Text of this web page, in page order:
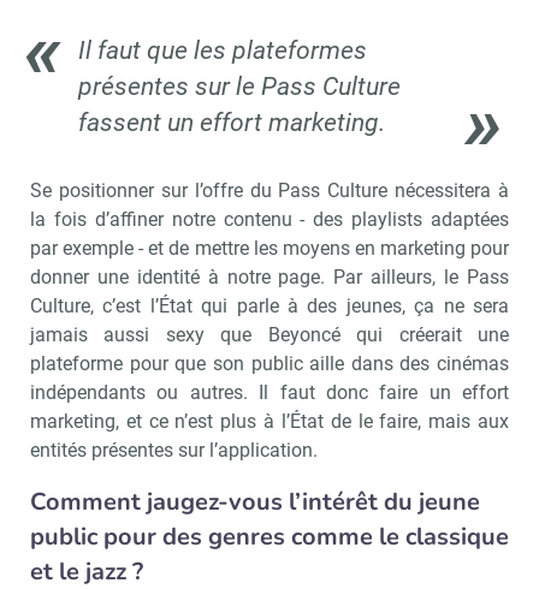
Il faut que les plateformes
présentes sur le Pass Culture
fassent un effort marketing.
Se positionner sur l’offre du Pass Culture nécessitera à
la fois d’affiner notre contenu - des playlists adaptées
par exemple - et de mettre les moyens en marketing pour
donner une identité à notre page. Par ailleurs, le Pass
Culture, c’est l’État qui parle à des jeunes, ça ne sera
jamais aussi sexy que Beyoncé qui créerait une
plateforme pour que son public aille dans des cinémas
indépendants ou autres. Il faut donc faire un effort
marketing, et ce n’est plus à l’État de le faire, mais aux
entités présentes sur l’application.
Comment jaugez-vous l’intérêt du jeune
public pour des genres comme le classique
et le jazz ?
Recevoir Culture Matin
Valider
Non merci, je reçois déjà
!
Je déciderai plus
tard